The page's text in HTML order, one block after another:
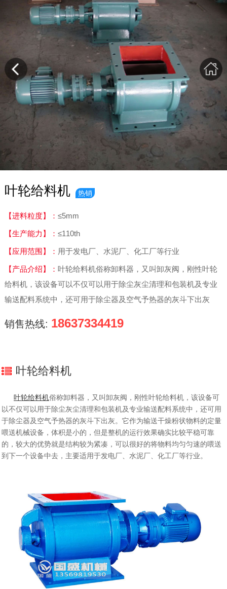
叶轮给料机 热销
【进料粒度】： ≤5mm
【生产能力】： ≤110th
【应用范围】： 用于发电厂、水泥厂、化工厂等行业
【产品介绍】： 叶轮给料机俗称卸料器，又叫卸灰阀，刚性叶轮
给料机，该设备可以不仅可以用于除尘灰尘清理和包装机及专业
输送配料系统中，还可用于除尘器及空气予热器的灰斗下出灰
销售热线: 18637334419
叶轮给料机
叶轮给料机俗称卸料器，又叫卸灰阀，刚性叶轮给料机，该设备可
以不仅可以用于除尘灰尘清理和包装机及专业输送配料系统中，还可用
于除尘器及空气予热器的灰斗下出灰。它作为输送干燥粉状物料的定量
喂送机械设备，体积是小的，但是整机的运行效果确实比较平稳可靠
的，较大的优势就是结构较为紧凑，可以很好的将物料均匀匀速的喂送
到下一个设备中去，主要适用于发电厂、水泥厂、化工厂等行业。